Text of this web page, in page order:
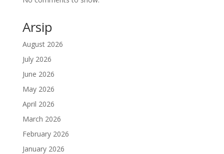
Arsip
August 2026
July 2026
June 2026
May 2026
April 2026
March 2026
February 2026
January 2026